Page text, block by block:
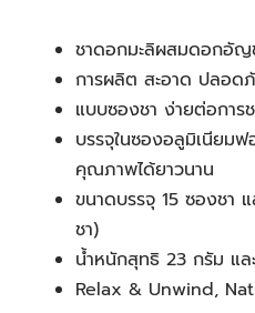
ชาดอกมะลิผสมดอกอัญ
การผลิต สะอาด ปลอด
แบบซองชา ง่ายต่อกา
บรรจุในซองอลูมิเนียม
คุณภาพได้ยาวนาน
ขนาดบรรจุ 15 ซองชา
ชา)
น้ำหนักสุทธิ 23 กรัม แล
Relax & Unwind,